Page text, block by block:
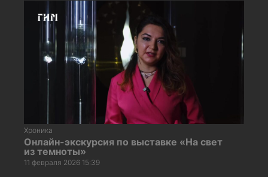
Хроника
Онлайн-экскурсия по выставке «На свет
из темноты»
11 февраля 2026 15:39